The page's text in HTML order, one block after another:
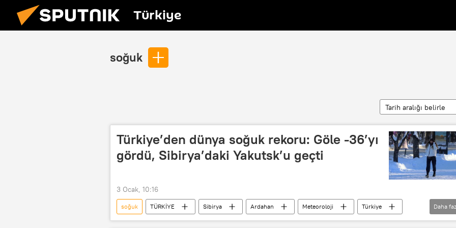
Türkiye
soğuk
Tarih aralığı belirle
Türkiye’den dünya soğuk rekoru: Göle -36’yı
gördü, Sibirya’daki Yakutsk’u geçti
3 Ocak, 10:16
soğuk TÜRKİYE Sibirya Ardahan Meteoroloji
Türkiye
Soğuk
Hava Hava durumu HAVA DURUMU Bugün hava durumu
Daha